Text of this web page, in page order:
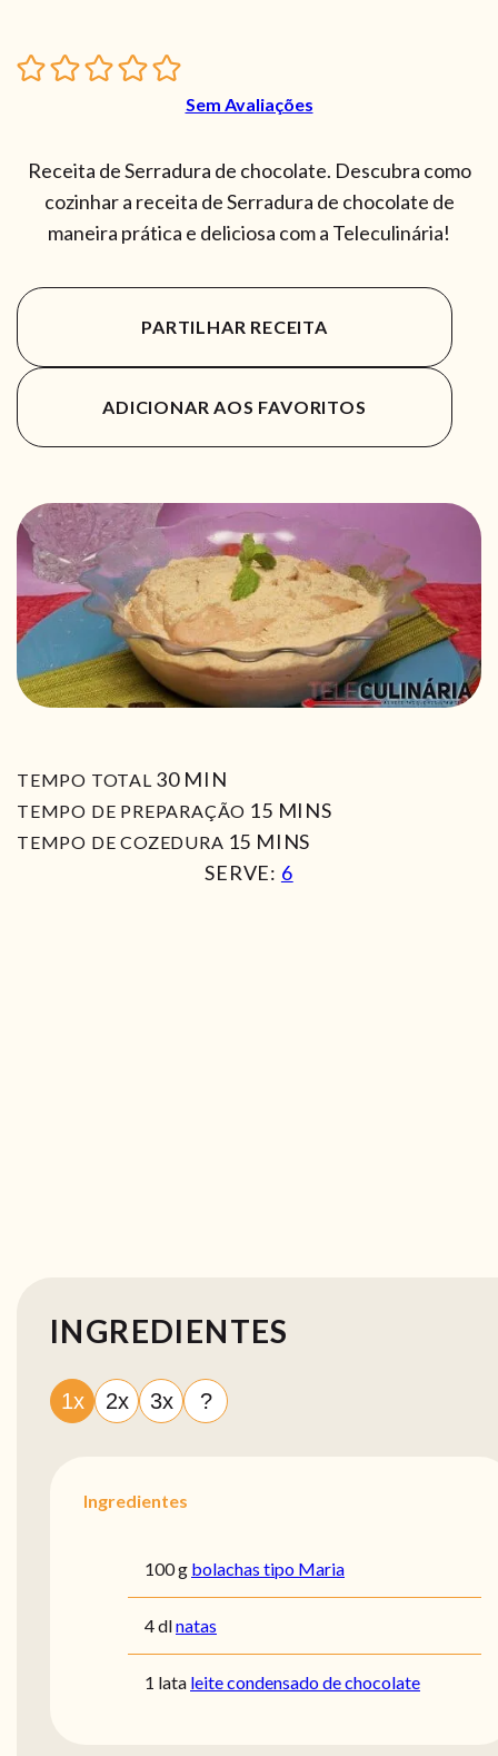
Sem Avaliações
Receita de Serradura de chocolate. Descubra como
cozinhar a receita de Serradura de chocolate de
maneira prática e deliciosa com a Teleculinária!
PARTILHAR RECEITA
ADICIONAR AOS FAVORITOS
TEMPO TOTAL 30MIN
MIN
TEMPO DE PREPARAÇÃO 15MIN
MINS
TEMPO DE COZEDURA 15 MIN
MINS
SERVE: 6
INGREDIENTES
1x 2x 3x ?
Ingredientes
100 g bolachas tipo Maria
4 dlnatas
1 lata leite condensado de chocolate